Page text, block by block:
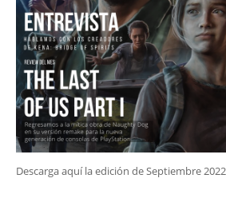
Descarga aquí la edición de Septiembre